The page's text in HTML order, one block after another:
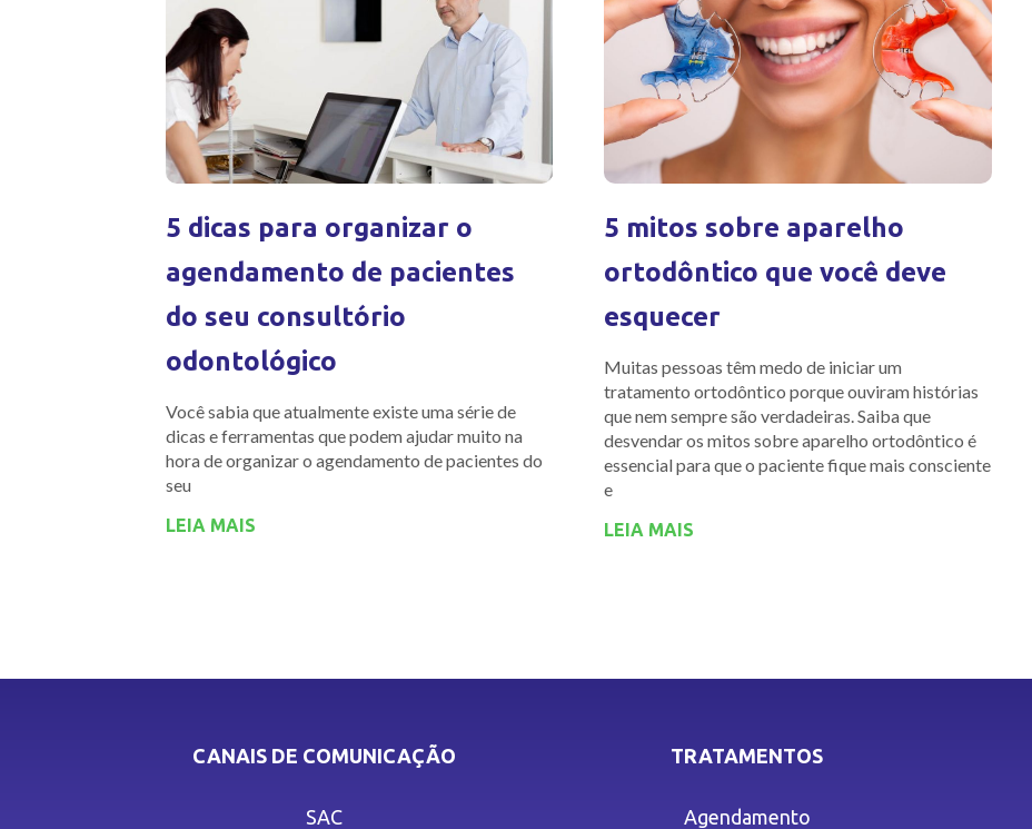
5 dicas para organizar o
agendamento de pacientes
do seu consultório
odontológico
Você sabia que atualmente existe uma série de
dicas e ferramentas que podem ajudar muito na
hora de organizar o agendamento de pacientes do
seu
LEIA MAIS
5 mitos sobre aparelho
ortodôntico que você deve
esquecer
Muitas pessoas têm medo de iniciar um
tratamento ortodôntico porque ouviram histórias
que nem sempre são verdadeiras. Saiba que
desvendar os mitos sobre aparelho ortodôntico é
essencial para que o paciente fique mais consciente
e
LEIA MAIS
CANAIS DE COMUNICAÇÃO
SAC
TRATAMENTOS
Agendamento